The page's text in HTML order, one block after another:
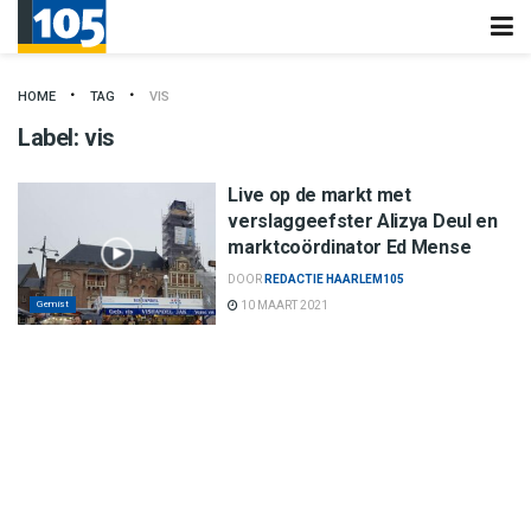
HOME TAG VIS
Label:vis
Gemist
Live op de markt met
verslaggeefster Alizya Deul en
marktcoördinator Ed Mense
DOOR REDACTIE HAARLEM105
10 MAART 2021